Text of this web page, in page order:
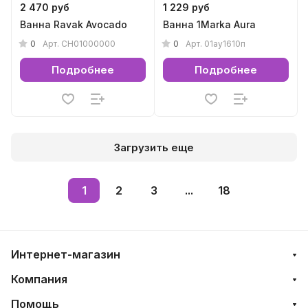
2 470 руб
Ванна Ravak Avocado
0 Арт. CH01000000
Подробнее
1 229 руб
Ванна 1Marka Aura
0 Арт. 01ау1610п
Подробнее
Загрузить еще
1 2 3 ... 18
Интернет-магазин
Компания
Помощь